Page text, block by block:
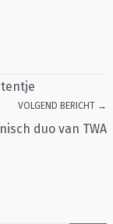
VOLGEND BERICHT →
duo van TWA